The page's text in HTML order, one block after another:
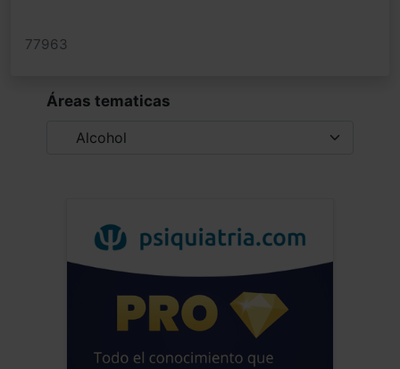
77963
Áreas tematicas